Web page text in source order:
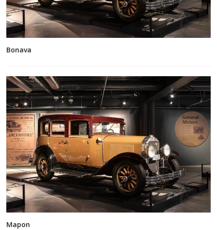
Bonava
Mapon